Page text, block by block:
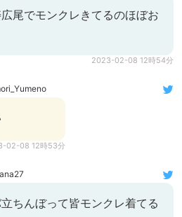
尾でモンクレきてるのほぼお
2023-02-08 12時54分
02-08 12時53分
ちんぼって皆モンクレ着てる